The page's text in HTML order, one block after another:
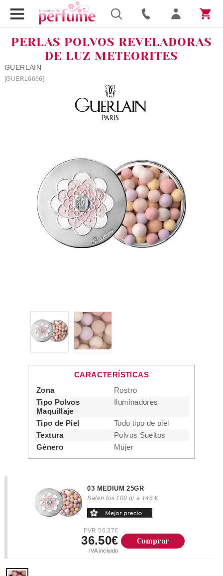
PERLAS POLVOS REVELADORAS
DE LUZ METEORITES
GUERLAIN
[GUERL6666]
CARACTERÍSTICAS
Zona
Rostro
Tipo Polvos
Maquillaje
Iluminadores
Tipo de Piel
Todo tipo de piel
Textura
Polvos Sueltos
Género
Mujer
03 MEDIUM 25GR
Salen los 100 gr a 146 €
PVR 56.37€
36.50€
IVA incluido
Comprar